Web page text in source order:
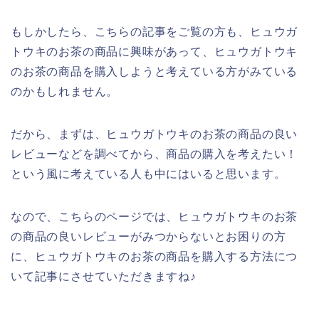
もしかしたら、こちらの記事をご覧の方も、ヒュウガ
トウキのお茶の商品に興味があって、ヒュウガトウキ
のお茶の商品を購入しようと考えている方がみている
のかもしれません。
だから、まずは、ヒュウガトウキのお茶の商品の良い
レビューなどを調べてから、商品の購入を考えたい！
という風に考えている人も中にはいると思います。
なので、こちらのページでは、ヒュウガトウキのお茶
の商品の良いレビューがみつからないとお困りの方
に、ヒュウガトウキのお茶の商品を購入する方法につ
いて記事にさせていただきますね♪